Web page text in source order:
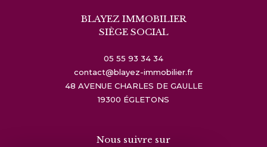
BLAYEZ IMMOBILIER
SIÈGE SOCIAL
05 55 93 34 34
contact@blayez-immobilier.fr
48 AVENUE CHARLES DE GAULLE
19300
ÉGLETONS
Nous suivre sur